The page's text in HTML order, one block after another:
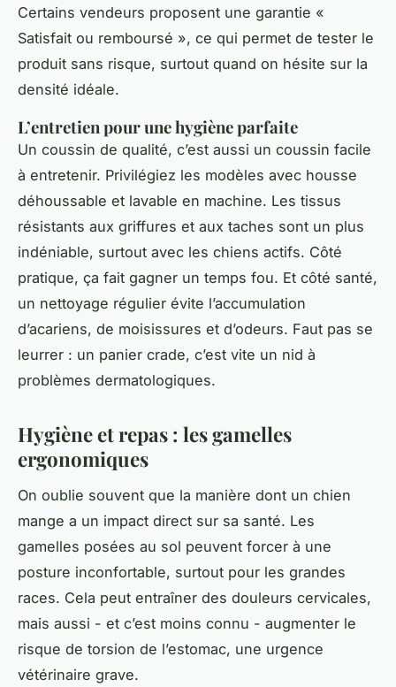
Certains vendeurs proposent une garantie «
Satisfait ou remboursé », ce qui permet de tester le
produit sans risque, surtout quand on hésite sur la
densité idéale.
L’entretien pour une hygiène parfaite
Un coussin de qualité, c’est aussi un coussin facile
à entretenir. Privilégiez les modèles avec housse
déhoussable et lavable en machine. Les tissus
résistants aux griffures et aux taches sont un plus
indéniable, surtout avec les chiens actifs. Côté
pratique, ça fait gagner un temps fou. Et côté santé,
un nettoyage régulier évite l’accumulation
d’acariens, de moisissures et d’odeurs. Faut pas se
leurrer : un panier crade, c’est vite un nid à
problèmes dermatologiques.
Hygiène et repas : les gamelles
ergonomiques
On oublie souvent que la manière dont un chien
mange a un impact direct sur sa santé. Les
gamelles posées au sol peuvent forcer à une
posture inconfortable, surtout pour les grandes
races. Cela peut entraîner des douleurs cervicales,
mais aussi - et c’est moins connu - augmenter le
risque de torsion de l’estomac, une urgence
vétérinaire grave.